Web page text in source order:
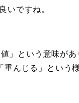
いですね。
」という意味が
重んじる」という